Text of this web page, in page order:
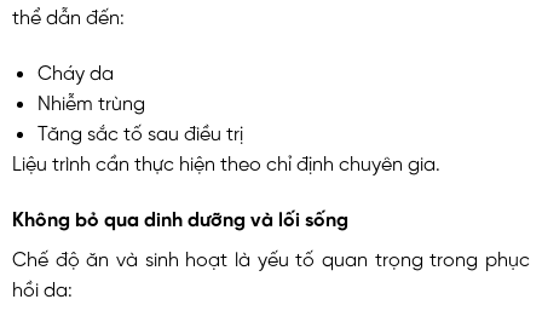
thể dẫn đến:
Cháy da
Nhiễm trùng
Tăng sắc tố sau điều trị
Liệu trình cần thực hiện theo chỉ định chuyên gia.
Không bỏ qua dinh dưỡng và lối sống
Chế độ ăn và sinh hoạt là yếu tố quan trọng trong phục
hồi da: